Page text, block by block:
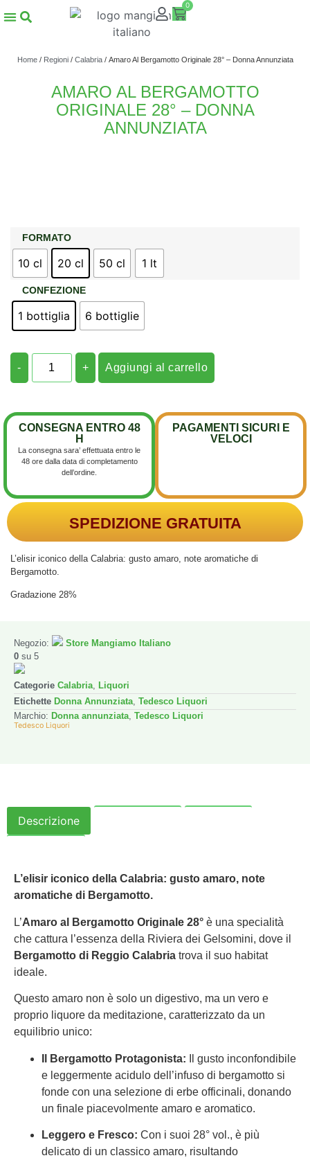
0
Home/ Regioni/ Calabria/ Amaro Al Bergamotto Originale 28° – Donna Annunziata
AMARO AL BERGAMOTTO
ORIGINALE 28° – DONNA
ANNUNZIATA
FORMATO
10 cl 20 cl 50 cl 1 lt
CONFEZIONE
1 bottiglia 6 bottiglie
- + Aggiungi al carrello
PAGAMENTI SICURI E
VELOCI
CONSEGNA ENTRO 48
H
La consegna sara’ effettuata entro le
48 ore dalla data di completamento
dell’ordine.
SPEDIZIONE GRATUITA
L’elisir iconico della Calabria: gusto amaro, note aromatiche di
Bergamotto.
Gradazione 28%
Negozio:
Store Mangiamo Italiano
0 su 5
Categorie Calabria, Liquori
Etichette Donna Annunziata, Tedesco Liquori
Marchio: Donna annunziata, Tedesco Liquori
Tedesco Liquori
Descrizione
L’elisir iconico della Calabria: gusto amaro, note
aromatiche di Bergamotto.
L’Amaro al Bergamotto Originale 28° è una specialità
che cattura l’essenza della Riviera dei Gelsomini, dove il
Bergamotto di Reggio Calabria trova il suo habitat
ideale.
Questo amaro non è solo un digestivo, ma un vero e
proprio liquore da meditazione, caratterizzato da un
equilibrio unico:
Il Bergamotto Protagonista: Il gusto inconfondibile
e leggermente acidulo dell’infuso di bergamotto si
fonde con una selezione di erbe officinali, donando
un finale piacevolmente amaro e aromatico.
Leggero e Fresco: Con i suoi 28° vol., è più
delicato di un classico amaro, risultando